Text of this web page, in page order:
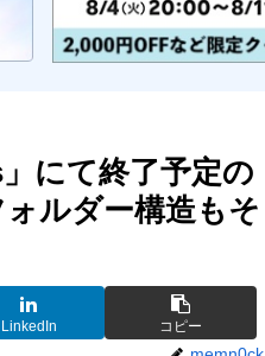
にて終了予定の
ルダー構造もそ
LinkedIn コピー